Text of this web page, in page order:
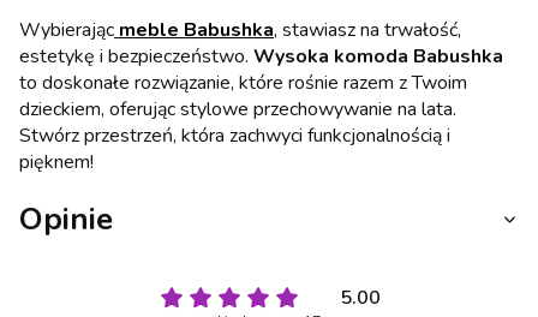
Wybierając meble Babushka, stawiasz na trwałość,
estetykę i bezpieczeństwo. Wysoka komoda Babushka
to doskonałe rozwiązanie, które rośnie razem z Twoim
dzieckiem, oferując stylowe przechowywanie na lata.
Stwórz przestrzeń, która zachwyci funkcjonalnością i
pięknem!
Opinie
5.00